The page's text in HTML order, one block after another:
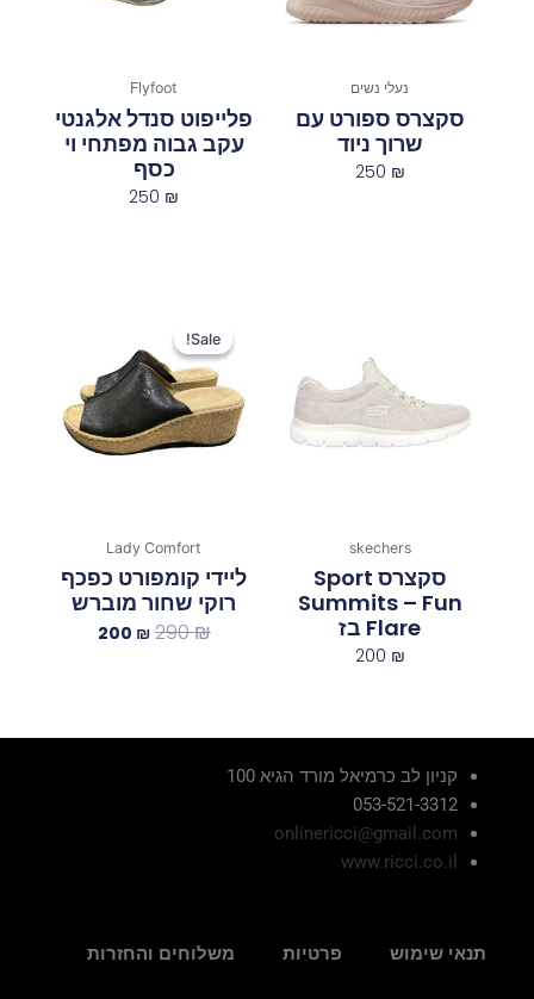
נעלי נשים
סקצרס ספורט עם
שרוך ניוד
250 ₪
Flyfoot
פלייפוט סנדל אלגנטי
עקב גבוה מפתחי וי
כסף
250 ₪
skechers
סקצרס Sport
Summits – Fun
Flare בז
200 ₪
Sale!
Sale!
Lady Comfort
ליידי קומפורט כפכף
רוקי שחור מוברש
290₪
היה:
290 ₪.
200 ₪
200 ₪.
קניון לב כרמיאל מורד הגיא 100
053-521-3312
onlinericci@gmail.com
www.ricci.co.il
תנאי שימוש פרטיות משלוחים והחזרות